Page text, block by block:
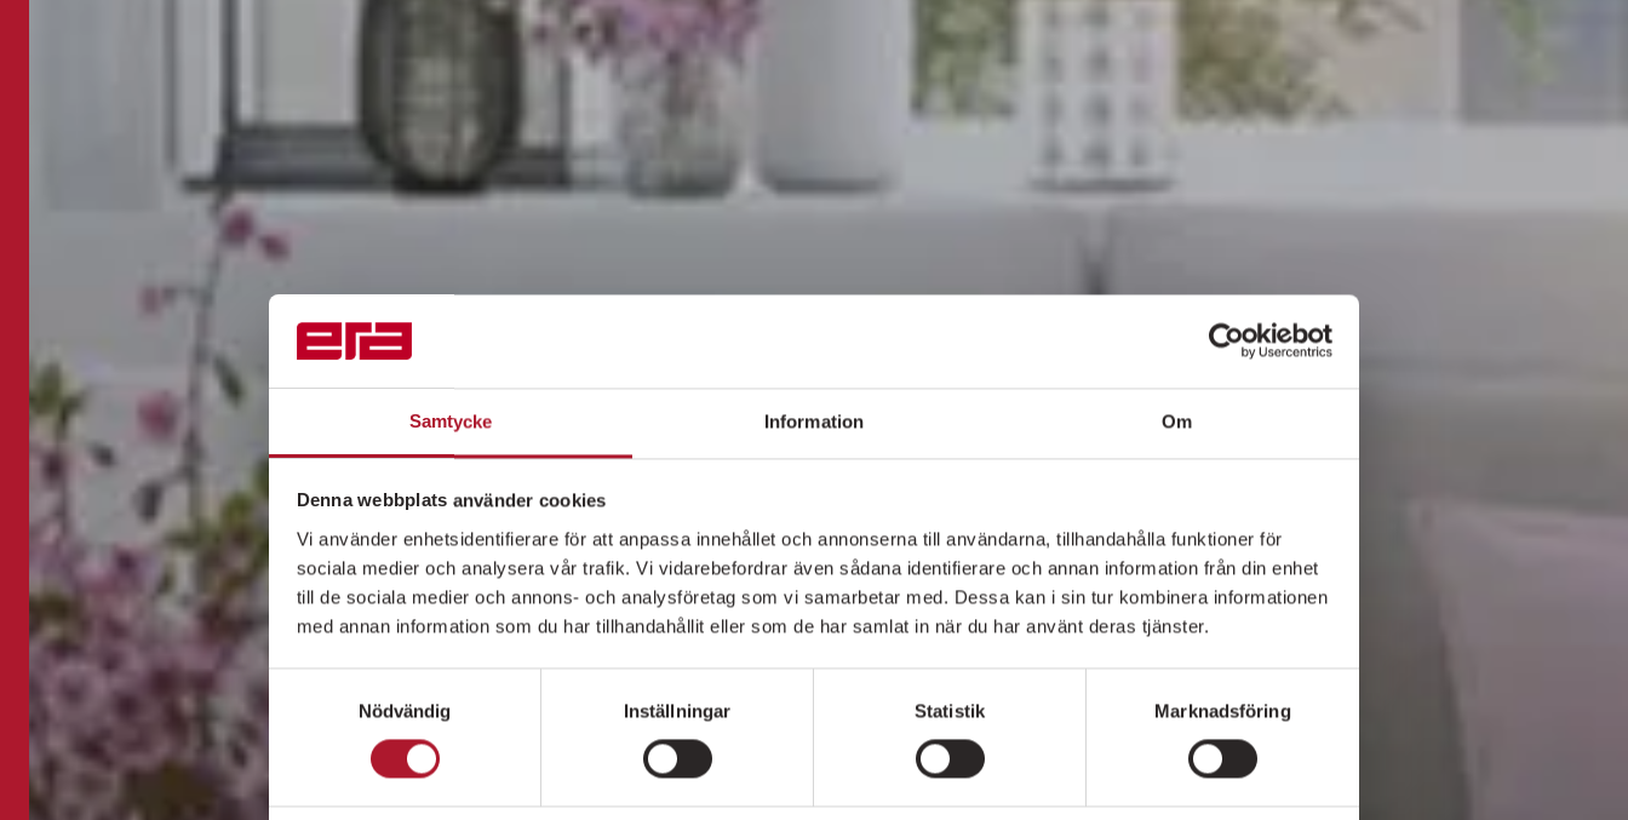
Samtycke Information Om
Denna webbplats använder cookies
Vi använder enhetsidentifierare för att anpassa innehållet och annonserna till användarna, tillhandahålla funktioner för
sociala medier och analysera vår trafik. Vi vidarebefordrar även sådana identifierare och annan information från din enhet
till de sociala medier och annons- och analysföretag som vi samarbetar med. Dessa kan i sin tur kombinera informationen
med annan information som du har tillhandahållit eller som de har samlat in när du har använt deras tjänster.
Nödvändig
Inställningar Statistik Marknadsföring